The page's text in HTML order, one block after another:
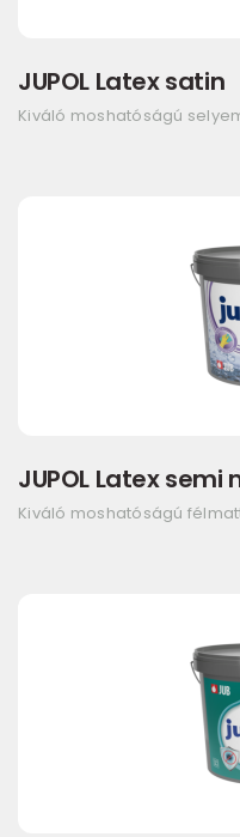
JUPOL Latex satin
Kiváló moshatóságú
JUPOL Latex semi
Kiváló moshatóságú